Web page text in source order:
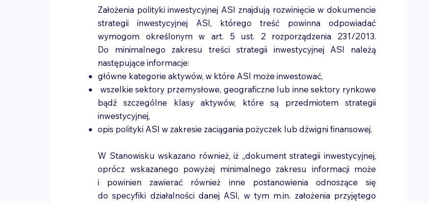
Założenia polityki inwestycyjnej ASI znajdują rozwinięcie w dokumencie
strategii inwestycyjnej ASI, którego treść powinna odpowiadać
wymogom określonym w art. 5 ust. 2 rozporządzenia 231/2013.
Do minimalnego zakresu treści strategii inwestycyjnej ASI należą
następujące informacje:
główne kategorie aktywów, w które ASI może inwestować,
wszelkie sektory przemysłowe, geograficzne lub inne sektory rynkowe
bądź szczególne klasy aktywów, które są przedmiotem strategii
inwestycyjnej,
opis polityki ASI w zakresie zaciągania pożyczek lub dźwigni finansowej.
W Stanowisku wskazano również, iż „dokument strategii inwestycyjnej,
oprócz wskazanego powyżej minimalnego zakresu informacji może
i powinien zawierać również inne postanowienia odnoszące się
do specyfiki działalności danej ASI, w tym m.in. założenia przyjętego